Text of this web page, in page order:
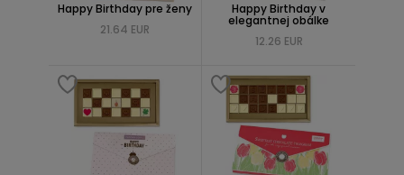
Happy Birthday pre ženy
21.64 EUR
Happy Birthday v
elegantnej obálke
12.26 EUR